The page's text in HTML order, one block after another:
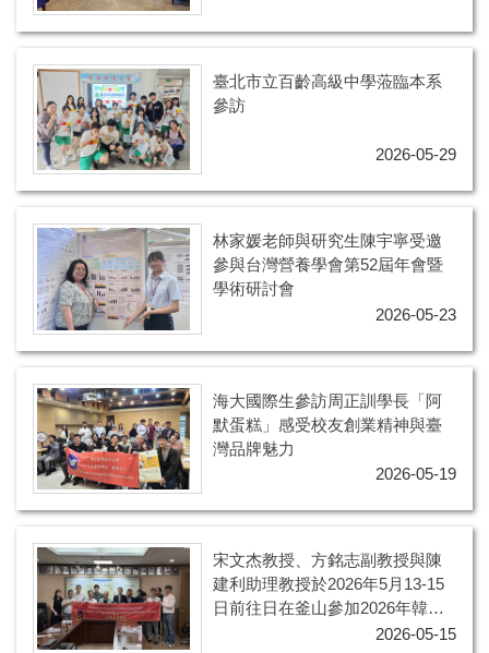
臺北市立百齡高級中學蒞臨本系
參訪
2026-05-29
林家媛老師與研究生陳宇寧受邀
參與台灣營養學會第52屆年會暨
學術研討會
2026-05-23
海大國際生參訪周正訓學長「阿
默蛋糕」感受校友創業精神與臺
灣品牌魅力
2026-05-19
宋文杰教授、方銘志副教授與陳
建利助理教授於2026年5月13-15
日前往日在釜山參加2026年韓國
水產科學學會（KOSFAS）學術
2026-05-15